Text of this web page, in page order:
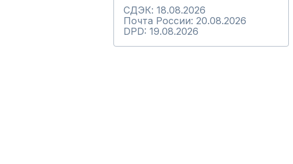
СДЭК: 18.08.2026
Почта России: 20.08.2026
DPD: 19.08.2026